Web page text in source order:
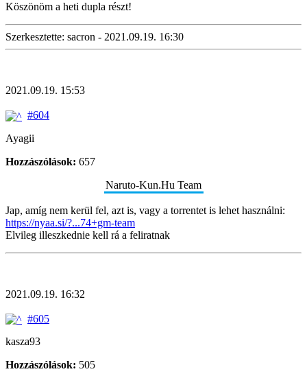
Köszönöm a heti dupla részt!
Szerkesztette: sacron - 2021.09.19. 16:30
2021.09.19. 15:53
#604
Ayagii
Hozzászólások: 657
Naruto-Kun.Hu Team
Jap, amíg nem kerül fel, azt is, vagy a torrentet is lehet használni:
https://nyaa.si/?...74+gm-team
Elvileg illeszkednie kell rá a feliratnak
2021.09.19. 16:32
#605
kasza93
Hozzászólások: 505